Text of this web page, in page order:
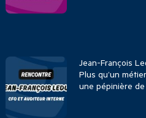
Jean-François
Plus qu’un
une pépinière